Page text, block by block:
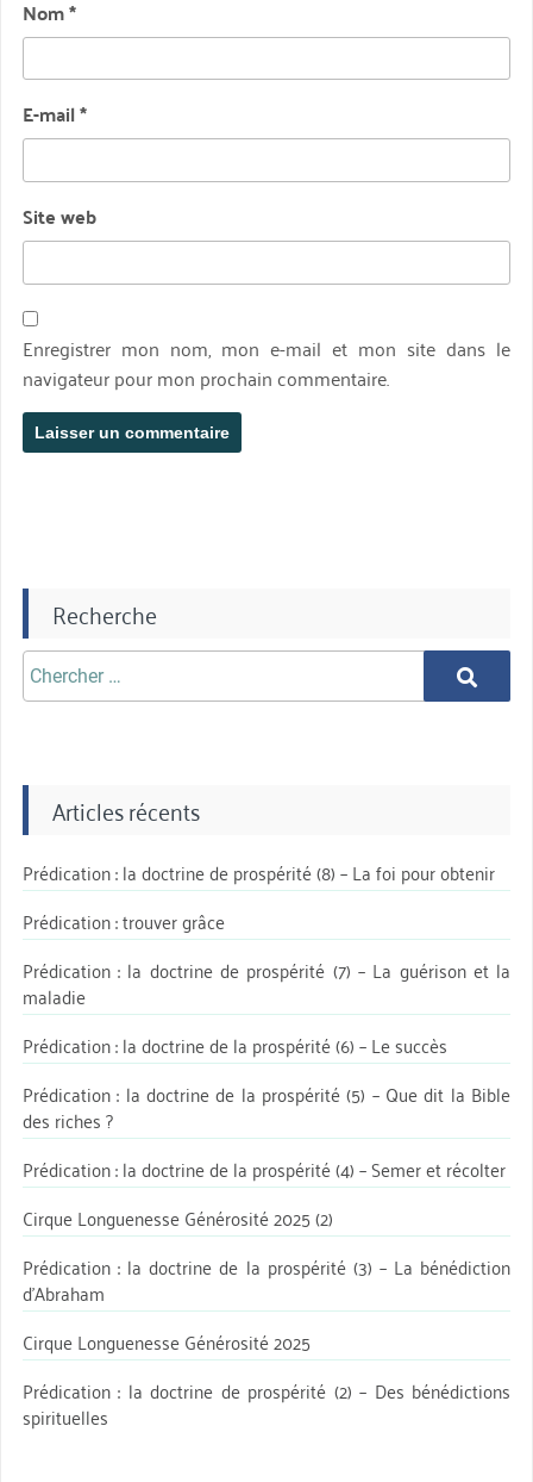
Nom*
E-mail*
Site web
Enregistrer mon nom, mon e-mail et mon site dans le
navigateur pour mon prochain commentaire.
Recherche
Chercher
aprè:
Chercher
Articles récents
Prédication : la doctrine de prospérité (8) – La foi pour obtenir
Prédication : trouver grâce
Prédication : la doctrine de prospérité (7) – La guérison et la
maladie
Prédication : la doctrine de la prospérité (6) – Le succès
Prédication : la doctrine de la prospérité (5) – Que dit la Bible
des riches ?
Prédication : la doctrine de la prospérité (4) – Semer et récolter
Cirque Longuenesse Générosité 2025 (2)
Prédication : la doctrine de la prospérité (3) – La bénédiction
d’Abraham
Cirque Longuenesse Générosité 2025
Prédication : la doctrine de prospérité (2) – Des bénédictions
spirituelles